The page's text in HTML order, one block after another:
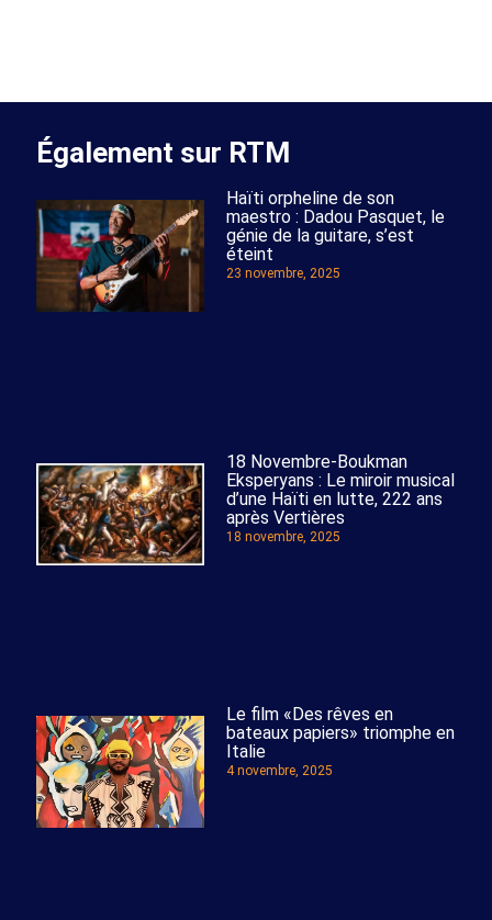
Également sur RTM
Haïti orpheline de son
maestro : Dadou Pasquet, le
génie de la guitare, s’est
éteint
23 novembre, 2025
18 Novembre-Boukman
Eksperyans : Le miroir musical
d’une Haïti en lutte, 222 ans
après Vertières
18 novembre, 2025
Le film «Des rêves en
bateaux papiers» triomphe en
Italie
4 novembre, 2025